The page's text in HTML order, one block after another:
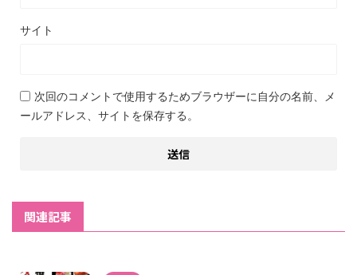
サイト
次回のコメントで使用するためブラウザーに自分の名前、メ
ールアドレス、サイトを保存する。
関連記事